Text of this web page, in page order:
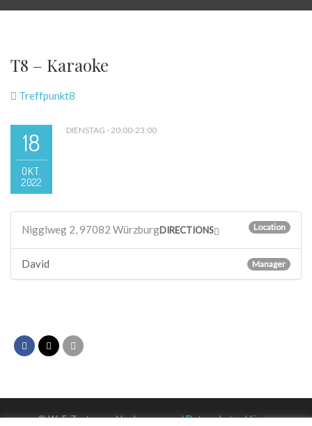
T8 – Karaoke
Treffpunkt8
18
OKT.
2022
DIENSTAG - 20:00-23:00
Nigglweg 2, 97082 Würzburg Location
DIRECTIONS
David Manager
© WuF-Zentrum e. V. –Impressum / Datenschutzerklärung